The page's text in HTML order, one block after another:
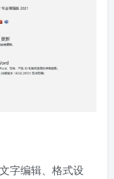
字编辑、格式设